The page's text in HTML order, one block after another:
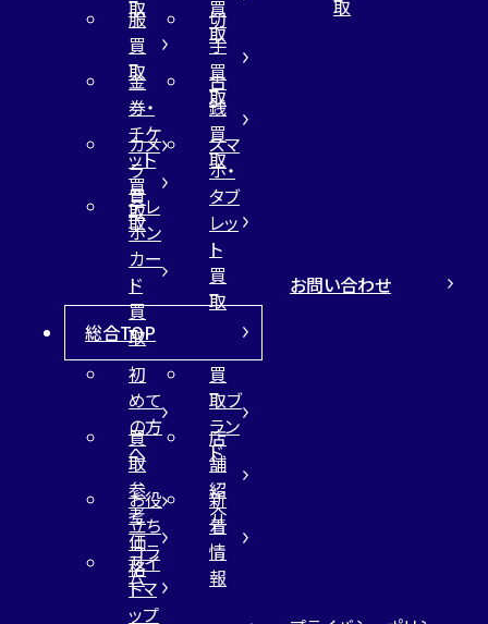
取
買
取
服
買
取
切
手
買
取
金
券・
チケ
ット
買
取
古
銭
買
取
カメ
ラ
買
取
スマ
ホ・
タブ
レッ
ト
買
取
テレ
ホン
カー
ド
買
取
取
総合TOP
初
めて
の方
へ
買
取ブ
ラン
ド
買
取
参
考
価
格
店
舗
紹
介
お役
立ち
コラ
ム
新
着
情
報
サイ
トマ
ップ
お問い合わせ